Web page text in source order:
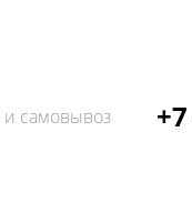
и самовывоз